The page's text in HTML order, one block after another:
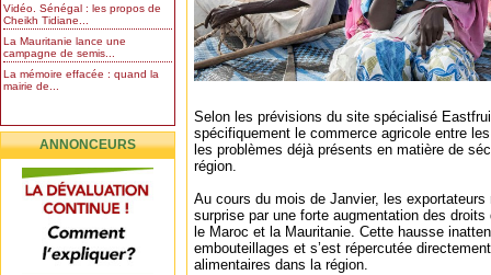
Vidéo. Sénégal : les propos de
Cheikh Tidiane...
La Mauritanie lance une
campagne de semis...
La mémoire effacée : quand la
mairie de...
ANNONCEURS
Selon les prévisions du site spécialisé
spécifiquement le commerce agricole entre
les problèmes déjà présents en matière de
région.
Au cours du mois de Janvier, les
surprise par une forte augmentation des
le Maroc et la Mauritanie. Cette hausse
embouteillages et s’est répercutée
alimentaires dans la région.